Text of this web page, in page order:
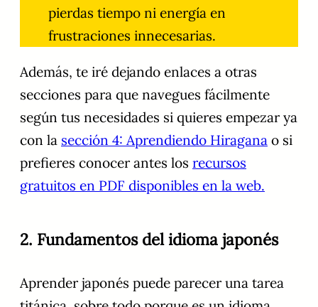
pierdas tiempo ni energía en
frustraciones innecesarias.
Además, te iré dejando enlaces a otras
secciones para que navegues fácilmente
según tus necesidades si quieres empezar ya
con la sección 4: Aprendiendo Hiragana o si
prefieres conocer antes los recursos
gratuitos en PDF disponibles en la web.
2. Fundamentos del idioma japonés
Aprender japonés puede parecer una tarea